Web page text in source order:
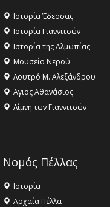
Ιστορία Έδεσσας
Ιστορία Γιαννιτσών
Ιστορία της Αλμωπίας
Μουσείο Νερού
Λουτρό Μ. Αλεξάνδρου
Αγιος Αθανάσιος
Λίμνη των Γιαννιτσών
Νομός Πέλλας
Ιστορία
Αρχαία Πέλλα